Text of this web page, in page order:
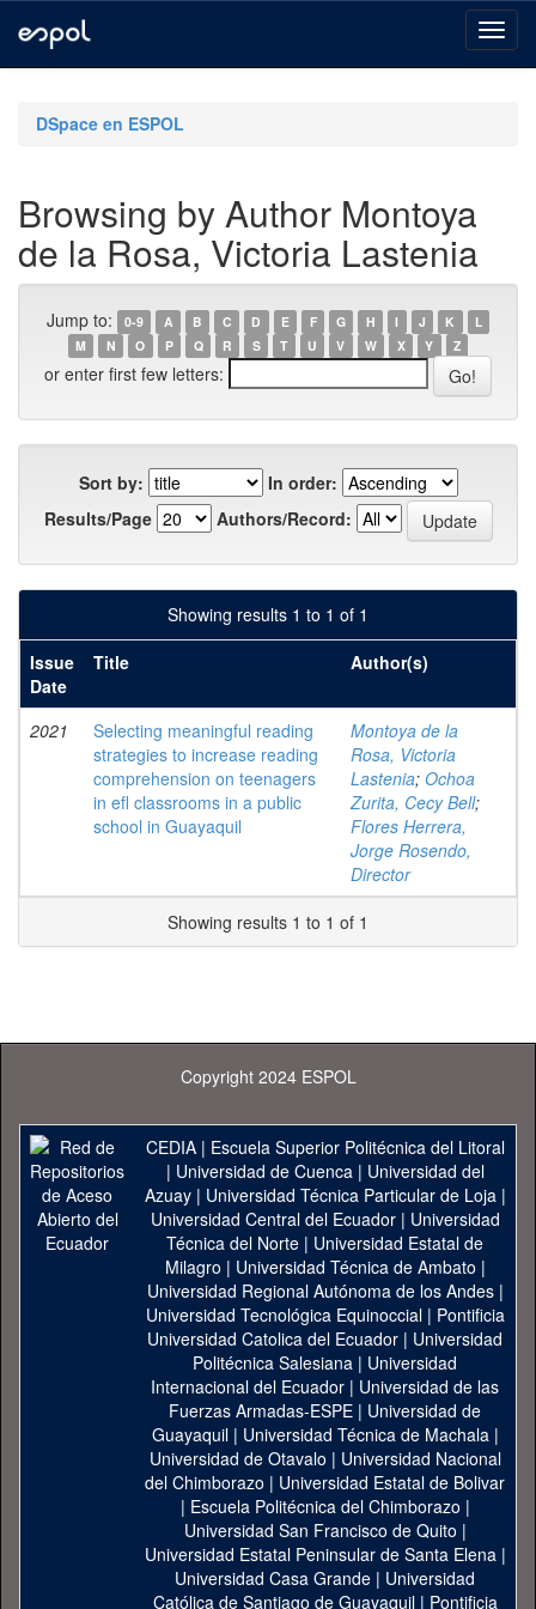
navigationDSpace en ESPOL
Browsing by Author Montoya
de la Rosa, Victoria Lastenia
Jump to: 0-9 A B C D E F G H I J K
L
M
N O P Q R S T U V W X Y Z
or enter first few letters:
Sort by:
In order:
Results/Page
Authors/Record:
Showing results 1 to 1 of 1
Issue
Date
Title Author(s)
2021
Selecting meaningful reading
strategies to increase reading
comprehension on teenagers
in efl classrooms in a public
school in Guayaquil
Montoya de la
Rosa, Victoria
Lastenia; Ochoa
Zurita, Cecy Bell;
Flores Herrera,
Jorge Rosendo,
Director
Showing results 1 to 1 of 1
Copyright 2024 ESPOL
CEDIA| Escuela Superior Politécnica del Litoral
| Universidad de Cuenca| Universidad del
Azuay| Universidad Técnica Particular de Loja|
Universidad Central del Ecuador| Universidad
Técnica del Norte | Universidad Estatal de
Milagro | Universidad Técnica de Ambato |
Universidad Regional Autónoma de los Andes|
Universidad Tecnológica Equinoccial| Pontificia
Universidad Catolica del Ecuador | Universidad
Politécnica Salesiana | Universidad
Internacional del Ecuador | Universidad de las
Fuerzas Armadas-ESPE | Universidad de
Guayaquil| Universidad Técnica de Machala|
Universidad de Otavalo | Universidad Nacional
del Chimborazo | Universidad Estatal de Bolivar
| Escuela Politécnica del Chimborazo |
Universidad San Francisco de Quito |
Universidad Estatal Peninsular de Santa Elena|
Universidad Casa Grande | Universidad
Católica de Santiago de Guayaquil| Pontificia